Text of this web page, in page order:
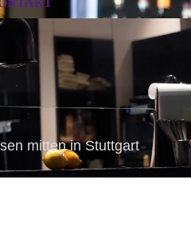
mitten in Stuttgart